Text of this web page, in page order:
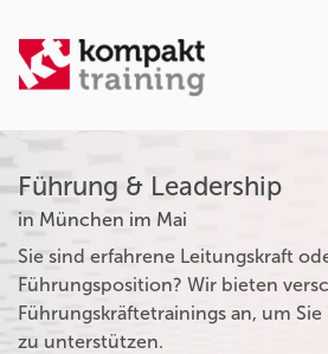
Führung & Leadership
in München im Mai
Sie sind erfahrene Leitungskraft
Führungsposition? Wir bieten
Führungskräftetrainings an, um
zu unterstützen.